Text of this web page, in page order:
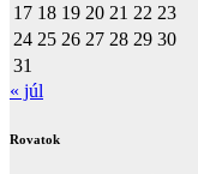
17 18 19 20 21 22 23
24 25 26 27 28 29 30
31
« júl
Rovatok